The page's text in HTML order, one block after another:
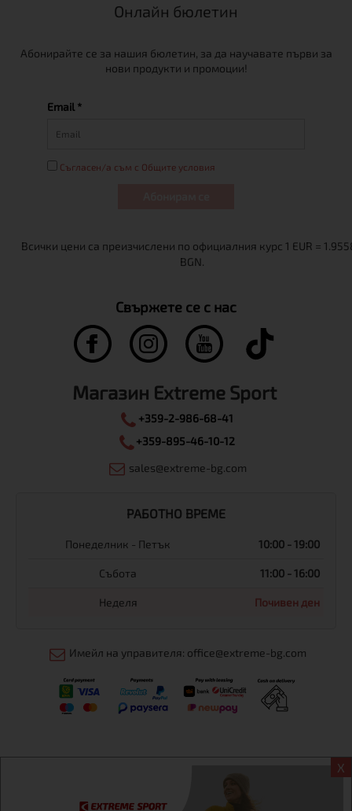
X
Онлайн бюлетин
Абонирайте се за нашия бюлетин, за да научавате първи за
нови продукти и промоции!
Email *
Съгласен/а съм с Общите условия
Свържете се с нас
Магазин Extreme Sport
+359-2-986-68-41
+359-895-46-10-12
sales@extreme-bg.com
РАБОТНО ВРЕМЕ
Понеделник - Петък 10:00 - 19:00
Събота 11:00 - 16:00
Неделя Почивен ден
Имейл на управителя: office@extreme-bg.com